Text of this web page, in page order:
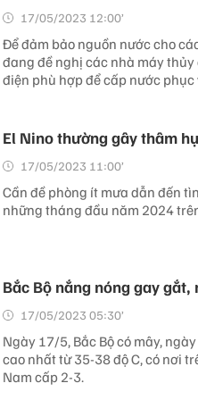
17/05/2023 12:00’
Để đảm bảo nguồn nước cho
đang đề nghị các nhà máy
điện phù hợp để cấp nước
El Nino thường gây thâm
17/05/2023 11:00’
Cần đề phòng ít mưa dẫn đến
những tháng đầu năm 2024
Bắc Bộ nắng nóng gay gắt,
17/05/2023 05:30’
Ngày 17/5, Bắc Bộ có mây,
cao nhất từ 35-38 độ C, có nơi
Nam cấp 2-3.